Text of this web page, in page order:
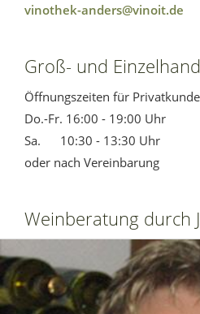
vinothek-anders@vinoit.de
Groß- und
Öffnungszeiten für
Do.-Fr. 16:00 - 19:00 Uhr
Sa. 10:30 - 13:30 Uhr
oder nach Vereinbarung
Weinberatung durch